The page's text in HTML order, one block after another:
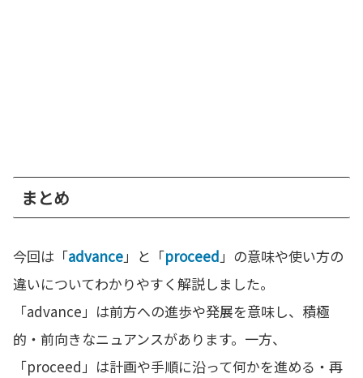
まとめ
今回は「advance」と「proceed」の意味や使い方の
違いについてわかりやすく解説しました。
「advance」は前方への進歩や発展を意味し、積極
的・前向きなニュアンスがあります。一方、
「proceed」は計画や手順に沿って何かを進める・再